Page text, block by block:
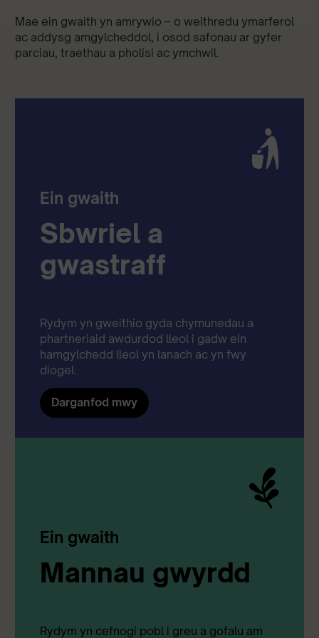
Mae ein gwaith yn amrywio – o weithredu ymarferol
ac addysg amgylcheddol, i osod safonau ar gyfer
parciau, traethau a pholisi ac ymchwil.
Ein gwaith
Sbwriel a
gwastraff
Rydym yn gweithio gyda chymunedau a
phartneriaid awdurdod lleol i gadw ein
hamgylchedd lleol yn lanach ac yn fwy
diogel.
Darganfod mwy
Ein gwaith
Mannau gwyrdd
Rydym yn cefnogi pobl i greu a gofalu am